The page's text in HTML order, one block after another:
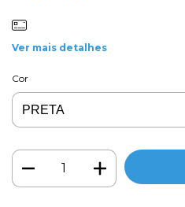
Ver mais detalhes
Cor